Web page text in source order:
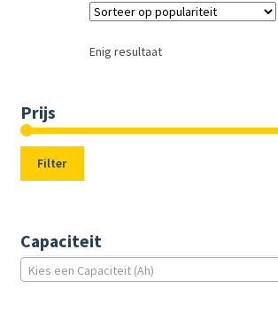
Enig resultaat
Prijs
Filter
Capaciteit
Kies een Capaciteit (Ah)